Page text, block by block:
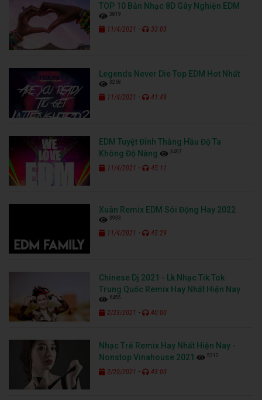
TOP 10 Bản Nhạc 8D Gây Nghiện EDM
3819
11/4/2021 - 33:03
Legends Never Die Top EDM Hot Nhất
3268
11/4/2021 - 41:49
EDM Tuyệt Đỉnh Thằng Hầu Độ Ta
Không Độ Nàng
3497
11/4/2021 - 45:11
Xuân Remix EDM Sôi Động Hay 2022
3933
11/4/2021 - 45:29
Chinese Dj 2021 - Lk Nhạc Tik Tok
Trung Quốc Remix Hay Nhất Hiện Nay
6455
2/23/2021 - 40:00
Nhạc Trẻ Remix Hay Nhất Hiện Nay -
Nonstop Vinahouse 2021
5212
2/20/2021 - 43:00